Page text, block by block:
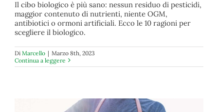
10 ragioni per cui il biologico è meglio per la tua salute
biologico
Il cibo biologico è più sano: nessun residuo di pesticidi,
maggior contenuto di nutrienti, niente OGM,
antibiotici o ormoni artificiali. Ecco le 10 ragioni per
scegliere il biologico.
Di Marcello | Marzo 8th, 2023
Continua a leggere